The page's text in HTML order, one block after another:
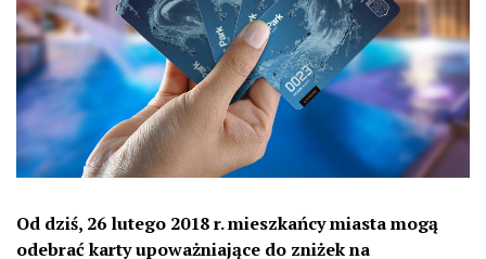
Od dziś, 26 lutego 2018 r. mieszkańcy miasta mogą
odebrać karty upoważniające do zniżek na